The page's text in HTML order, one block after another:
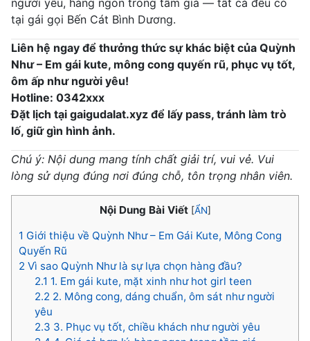
người yêu, hàng ngon trong tầm giá — tất cả đều có
tại gái gọi Bến Cát Bình Dương.
Liên hệ ngay để thưởng thức sự khác biệt của Quỳnh
Như – Em gái kute, mông cong quyến rũ, phục vụ tốt,
ôm ấp như người yêu!
Hotline: 0342xxx
Đặt lịch tại gaigudalat.xyz để lấy pass, tránh làm trò
lố, giữ gìn hình ảnh.
Chú ý: Nội dung mang tính chất giải trí, vui vẻ. Vui
lòng sử dụng đúng nơi đúng chỗ, tôn trọng nhân viên.
Nội Dung Bài Viết [ẨN]
1 Giới thiệu về Quỳnh Như – Em Gái Kute, Mông Cong
Quyến Rũ
2 Vì sao Quỳnh Như là sự lựa chọn hàng đầu?
2.1 1. Em gái kute, mặt xinh như hot girl teen
2.2 2. Mông cong, dáng chuẩn, ôm sát như người
yêu
2.3 3. Phục vụ tốt, chiều khách như người yêu